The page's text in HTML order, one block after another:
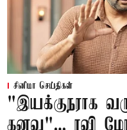
சினிமா செய்திகள்
"இயக்குநராக
கனவு"... ரவி